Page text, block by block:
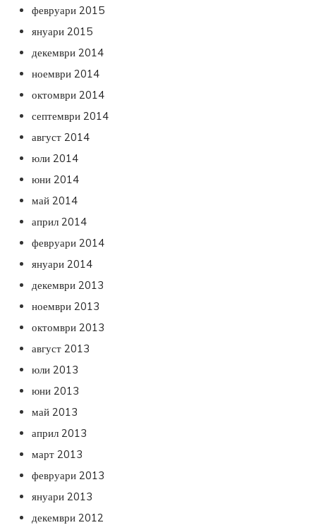
февруари 2015
януари 2015
декември 2014
ноември 2014
октомври 2014
септември 2014
август 2014
юли 2014
юни 2014
май 2014
април 2014
февруари 2014
януари 2014
декември 2013
ноември 2013
октомври 2013
август 2013
юли 2013
юни 2013
май 2013
април 2013
март 2013
февруари 2013
януари 2013
декември 2012